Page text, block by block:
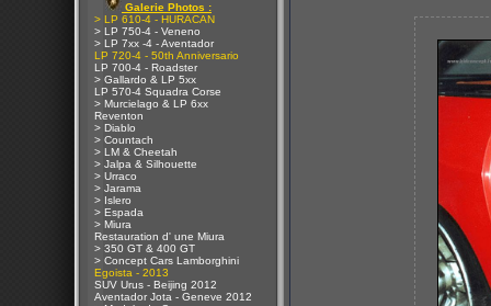
Galerie Photos :
> LP 610-4 - HURACAN
> LP 750-4 - Veneno
> LP 7xx -4 - Aventador
LP 720-4 - 50th Anniversario
LP 700-4 - Roadster
> Gallardo & LP 5xx
LP 570-4 Squadra Corse
> Murcielago & LP 6xx
Reventon
> Diablo
> Countach
> LM & Cheetah
> Jalpa & Silhouette
> Urraco
> Jarama
> Islero
> Espada
> Miura
Restauration d' une Miura
> 350 GT & 400 GT
> Concept Cars Lamborghini
Egoista - 2013
SUV Urus - Beijing 2012
Aventador Jota - Geneve 2012